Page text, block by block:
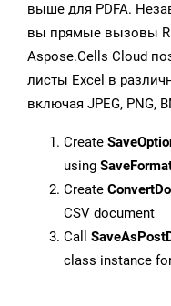
выше для PDFA.
вы прямые вызовы
Aspose.Cells Cloud
листы Excel в
включая JPEG, PNG,
Create
using
Create
CSV document
Call
class instance